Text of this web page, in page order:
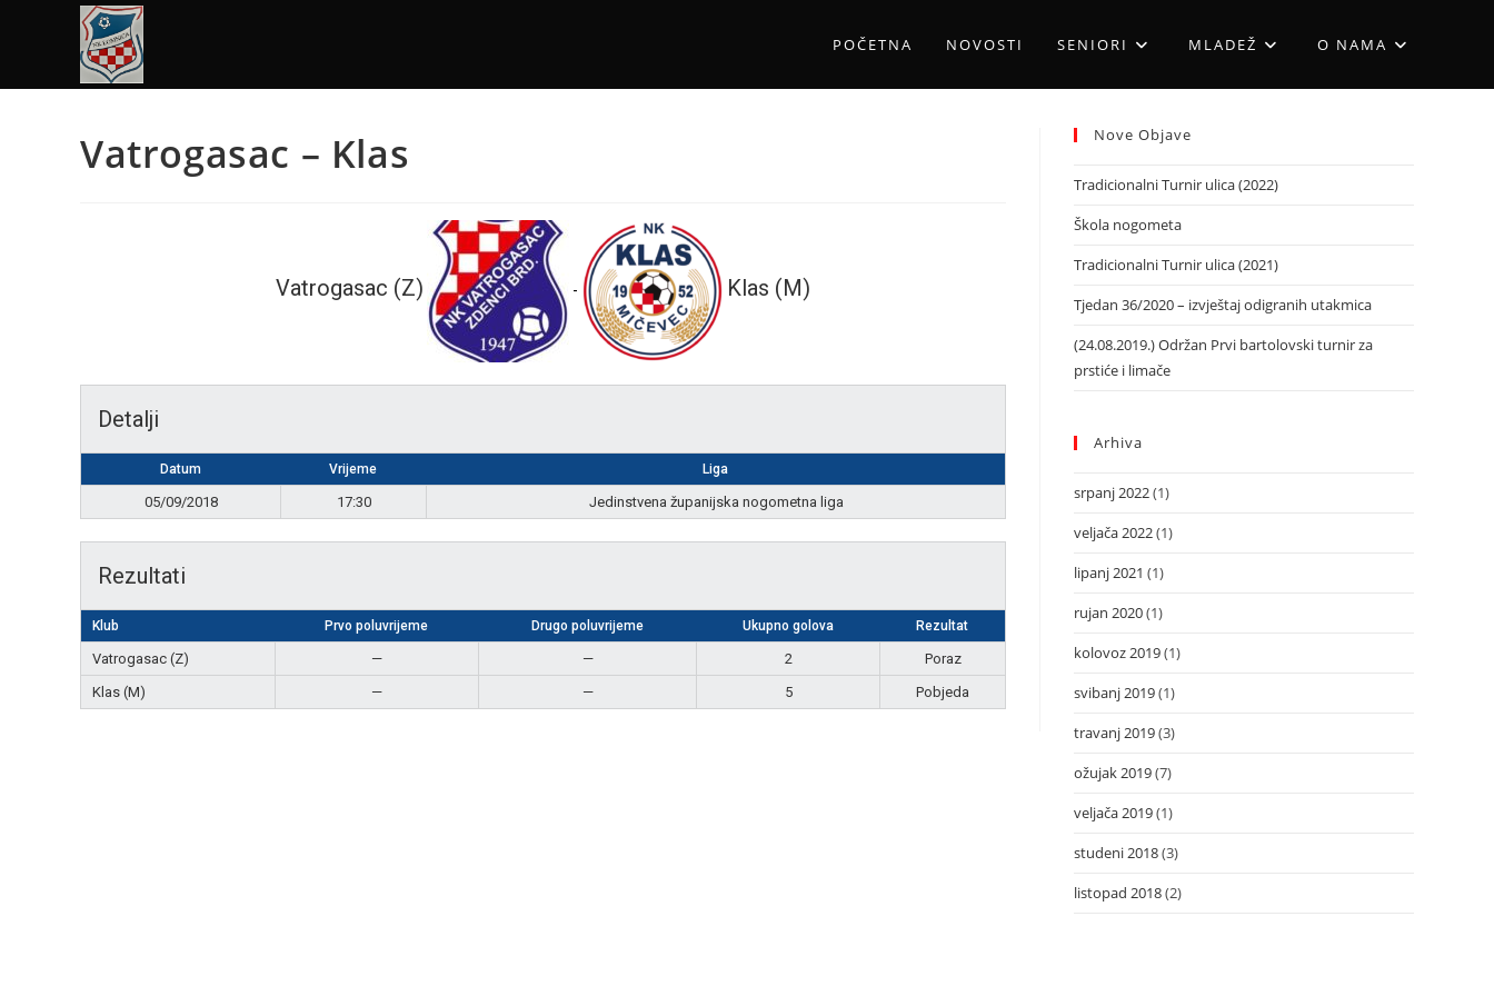
POČETNA NOVOSTI SENIORI MLADEŽ O NAMA
Vatrogasac – Klas
Vatrogasac (Z) - Klas (M)
Detalji
Datum Vrijeme Liga
05/09/2018 17:30 Jedinstvena županijska nogometna liga
Rezultati
Klub Prvo poluvrijeme Drugo poluvrijeme Ukupno golova Rezultat
Vatrogasac (Z) — — 2
Poraz
Klas (M)
— — 5 Pobjeda
Nove Objave
Tradicionalni Turnir ulica (2022)
Škola nogometa
Tradicionalni Turnir ulica (2021)
Tjedan 36/2020 – izvještaj odigranih utakmica
(24.08.2019.) Održan Prvi bartolovski turnir za
prstiće i limače
Arhiva
srpanj 2022(1)
veljača 2022(1)
lipanj 2021 (1)
rujan 2020(1)
kolovoz 2019(1)
svibanj 2019(1)
travanj 2019(3)
ožujak 2019(7)
veljača 2019(1)
studeni 2018(3)
listopad 2018(2)